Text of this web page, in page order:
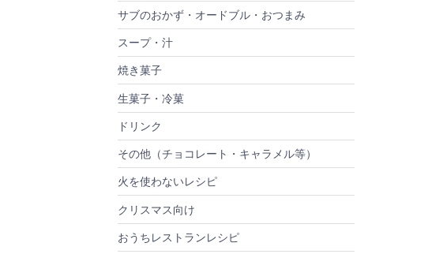
サブのおかず・オードブル・おつまみ
スープ・汁
焼き菓子
生菓子・冷菓
ドリンク
その他（チョコレート・キャラメル等）
火を使わないレシピ
クリスマス向け
おうちレストランレシピ